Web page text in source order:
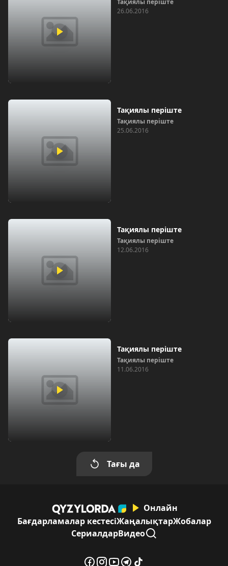
26.06.2016
Тақиялы періште
Тақиялы періште
25.06.2016
Тақиялы періште
Тақиялы періште
12.06.2016
Тақиялы періште
Тақиялы періште
11.06.2016
Тағы да
Онлайн
Бағдарламалар кестесіЖаңалықтарЖобалар
СериалдарВидео